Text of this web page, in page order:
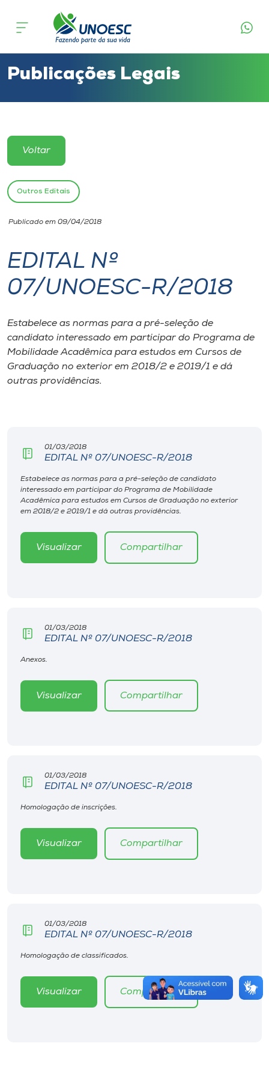
Cursos
Atendimento ao Estudante
Portal de Ensino
Unoesc
Internacionalização
I.nova
Diplomados
Cultura
Editora
Rádio
Museu
o idioma
Publicações Legais
Voltar
Outros Editais
Publicado em 09/04/2018
EDITAL Nº
07/UNOESC-R/2018
Estabelece as normas para a pré-seleção de
candidato interessado em participar do Programa de
Mobilidade Acadêmica para estudos em Cursos de
Graduação no exterior em 2018/2 e 2019/1 e dá
outras providências.
01/03/2018
EDITAL Nº 07/UNOESC-R/2018
Estabelece as normas para a pré-seleção de candidato
interessado em participar do Programa de Mobilidade
Acadêmica para estudos em Cursos de Graduação no exterior
em 2018/2 e 2019/1 e dá outras providências.
Visualizar Compartilhar
01/03/2018
EDITAL Nº 07/UNOESC-R/2018
Anexos.
Visualizar Compartilhar
01/03/2018
EDITAL Nº 07/UNOESC-R/2018
Homologação de inscrições.
Visualizar Compartilhar
01/03/2018
EDITAL Nº 07/UNOESC-R/2018
Homologação de classificados.
Visualizar Compartilhar